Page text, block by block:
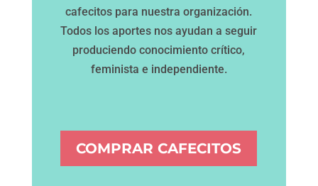
cafecitos para nuestra organización.
Todos los aportes nos ayudan a seguir
produciendo conocimiento crítico,
feminista e independiente.
COMPRAR CAFECITOS